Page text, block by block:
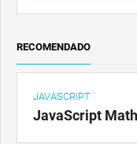
RECOMENDADO
JAVASCRIPT
JavaScript